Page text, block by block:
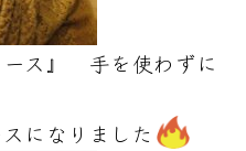
ース』 手を使わずに
になりました